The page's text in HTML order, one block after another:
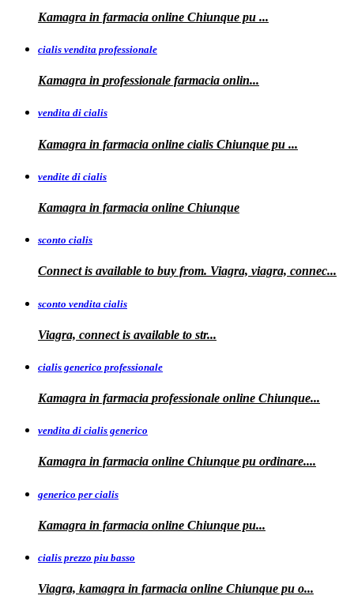
Kamagra in farmacia online Chiunque pu ...
cialis vendita professionale
Kamagra in professionale farmacia onlin...
vendita di cialis
Kamagra in farmacia online cialis Chiunque pu ...
vendite di cialis
Kamagra in farmacia online Chiunque
sconto cialis
Connect is available to buy from. Viagra, viagra, connec...
sconto vendita cialis
Viagra, connect is available to str...
cialis generico professionale
Kamagra in farmacia professionale online Chiunque...
vendita di cialis generico
Kamagra in farmacia online Chiunque pu ordinare....
generico per cialis
Kamagra in farmacia online Chiunque pu...
cialis prezzo piu basso
Viagra, kamagra in farmacia online Chiunque pu o...